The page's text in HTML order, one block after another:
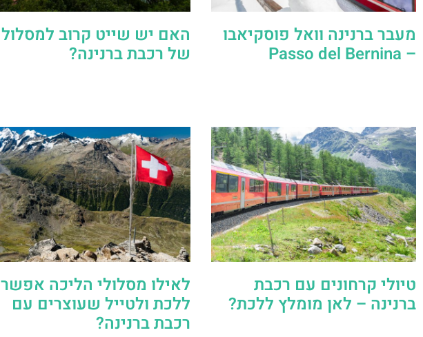
מעבר ברנינה וואל פוסקיאבו
– Passo del Bernina
האם יש שייט קרוב למסלול
של רכבת ברנינה?
טיולי קרחונים עם רכבת
ברנינה – לאן מומלץ ללכת?
לאילו מסלולי הליכה אפשר
ללכת ולטייל שעוצרים עם
רכבת ברנינה?